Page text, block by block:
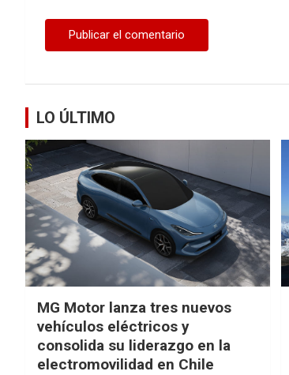
LO ÚLTIMO
MG Motor lanza tres nuevos
vehículos eléctricos y
consolida su liderazgo en la
electromovilidad en Chile